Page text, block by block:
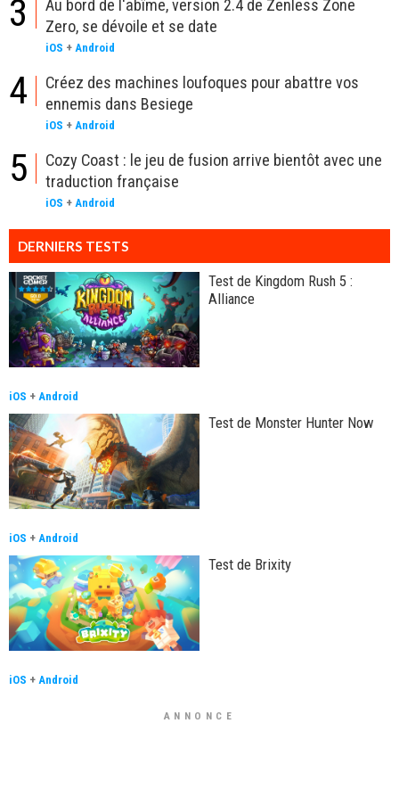
3
Au bord de l'abîme, version 2.4 de Zenless Zone
Zero, se dévoile et se date
iOS + Android
4
Créez des machines loufoques pour abattre vos
ennemis dans Besiege
iOS + Android
5
Cozy Coast : le jeu de fusion arrive bientôt avec une
traduction française
iOS + Android
DERNIERS TESTS
Test de Kingdom Rush 5 :
Alliance
iOS + Android
Test de Monster Hunter Now
iOS + Android
Test de Brixity
iOS + Android
ANNONCE